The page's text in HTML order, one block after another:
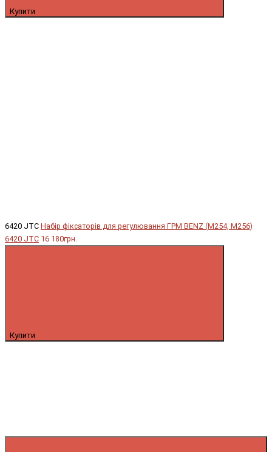
Купити
6420 JTC Набір фіксаторів для регулювання ГРМ BENZ (M254, M256)
6420 JTC 16 180грн.
Купити